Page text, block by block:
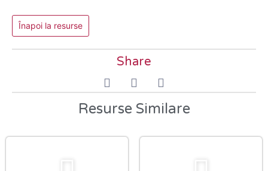
Înapoi la resurse
Share
Resurse Similare